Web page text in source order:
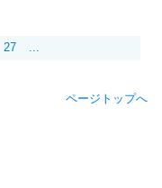
27 ...
ページトップへ